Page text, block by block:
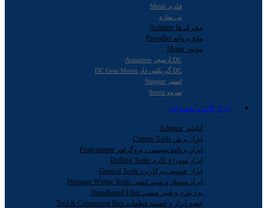
فلزی Metal
نی سازه
محرک ها Actuator
ملخ پروانه Propeller
موتور Motor
DC آرمیچر Armature
DC گیربکس دار DC Gear Motor
استپر Stepper
سروو Servo
ابزار آلات و تجهیزات
آداپتور Adaptor
ابزار برش Cutting Tools
ابزار برنامه نویسی ، پروگرامر Programmer
ابزار سوراخ کاری Drilling Tools
ابزار عمومی پرکاربرد General Tools
ابزار مونتاژ و سیم کشی Montage Wiring Tools
برد بورد و فیبر مسی Breadboard Fiber
جعبه ابزار و قفسه قطعات Tool & Component Box